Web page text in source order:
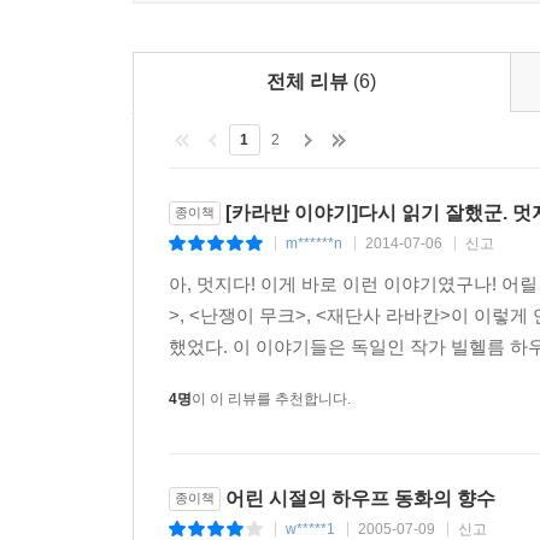
전체 리뷰 (6)
1 2
종이책 [카라반 이야기]다시 읽기 잘했군. 멋
m******n 2014-07-06 신고
아, 멋지다! 이게 바로 이런 이야기였구나! 어
>, <난쟁이 무크>, <재단사 라바칸>이 이렇게
했었다. 이 이야기들은 독일인 작가 빌헬름 하
4명이 이 리뷰를 추천합니다.
종이책 어린 시절의 하우프 동화의 향수
w*****1 2005-07-09 신고